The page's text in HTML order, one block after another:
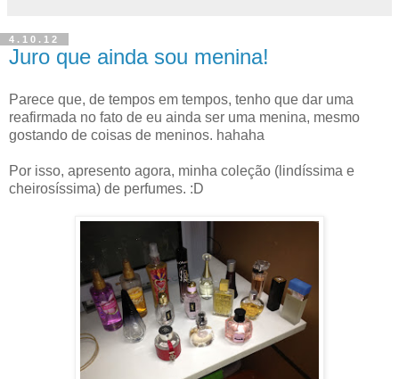
4.10.12
Juro que ainda sou menina!
Parece que, de tempos em tempos, tenho que dar uma
reafirmada no fato de eu ainda ser uma menina, mesmo
gostando de coisas de meninos. hahaha
Por isso, apresento agora, minha coleção (lindíssima e
cheirosíssima) de perfumes. :D